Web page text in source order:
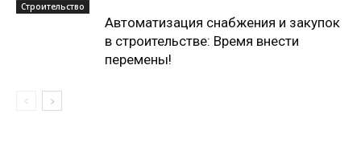
Строительство
Автоматизация снабжения и закупок
в строительстве: Время внести
перемены!